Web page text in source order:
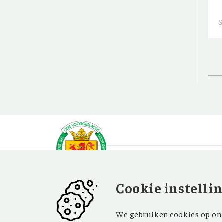
OVER OV
CONTACT
Cookie
We gebruiken cookies op